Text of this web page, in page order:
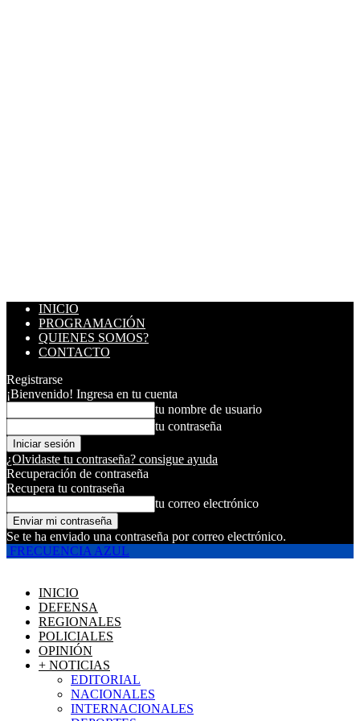
INICIO
PROGRAMACIÓN
QUIENES SOMOS?
CONTACTO
Registrarse
¡Bienvenido! Ingresa en tu cuenta
tu nombre de usuario
tu contraseña
¿Olvidaste tu contraseña? consigue ayuda
Recuperación de contraseña
Recupera tu contraseña
tu correo electrónico
Se te ha enviado una contraseña por correo electrónico.
FRECUENCIA AZUL
INICIO
DEFENSA
REGIONALES
POLICIALES
OPINIÓN
+ NOTICIAS
EDITORIAL
NACIONALES
INTERNACIONALES